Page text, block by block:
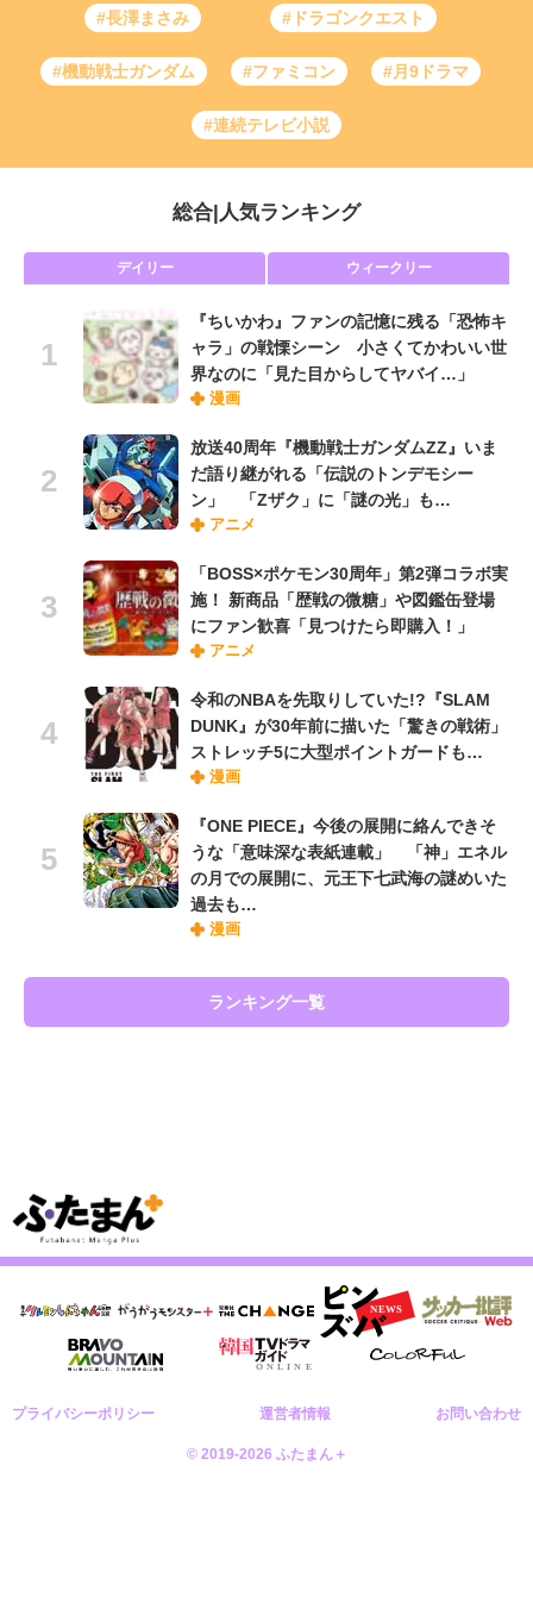
#長澤まさみ #ドラゴンクエスト
#機動戦士ガンダム #ファミコン #月9ドラマ
#連続テレビ小説
総合 人気ランキング
デイリー ウィークリー
『ちいかわ』ファンの記憶に残る「恐怖キ
ャラ」の戦慄シーン 小さくてかわいい世
界なのに「見た目からしてヤバイ…」
漫画
放送40周年『機動戦士ガンダムZZ』いま
だ語り継がれる「伝説のトンデモシー
ン」 「Zザク」に「謎の光」も…
アニメ
「BOSS×ポケモン30周年」第2弾コラボ実
施！ 新商品「歴戦の微糖」や図鑑缶登場
にファン歓喜「見つけたら即購入！」
アニメ
令和のNBAを先取りしていた!?『SLAM
DUNK』が30年前に描いた「驚きの戦術」
ストレッチ5に大型ポイントガードも…
漫画
『ONE PIECE』今後の展開に絡んできそ
うな「意味深な表紙連載」 「神」エネル
の月での展開に、元王下七武海の謎めいた
過去も…
漫画
ランキング一覧
プライバシーポリシー 運営者情報 お問い合わせ
© 2019-2026 ふたまん＋